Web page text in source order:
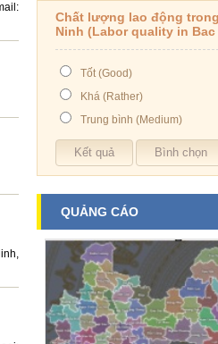
Chất lượng lao động
Ninh (Labor quality in Bac
Tốt (Good)
Khá (Rather)
Trung bình (Medium)
QUẢNG CÁO